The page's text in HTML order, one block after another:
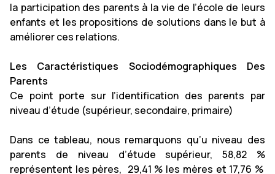
la participation des parents à la vie de l’école de leurs
enfants et les propositions de solutions dans le but à
améliorer ces relations.
Les Caractéristiques Sociodémographiques Des
Parents
Ce point porte sur l’identification des parents par
niveau d’étude (supérieur, secondaire, primaire)
Dans ce tableau, nous remarquons qu’u niveau des
parents de niveau d’étude supérieur, 58,82 %
représentent les pères, 29,41 % les mères et 17,76 %